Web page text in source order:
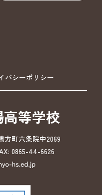
バシーポリシー
等学校
方町六条院中2069
0865-44-6626